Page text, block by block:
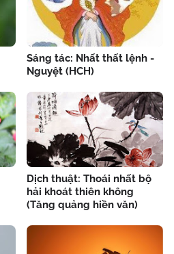
Sáng tác: Nhất thất lệnh -
Nguyệt (HCH)
Dịch thuật: Thoái nhất bộ
hải khoát thiên không
(Tăng quảng hiền văn)